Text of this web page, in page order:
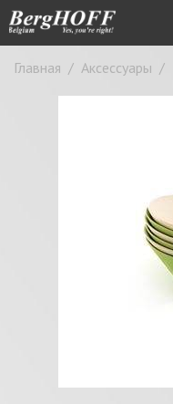
Главная / Аксессуары /